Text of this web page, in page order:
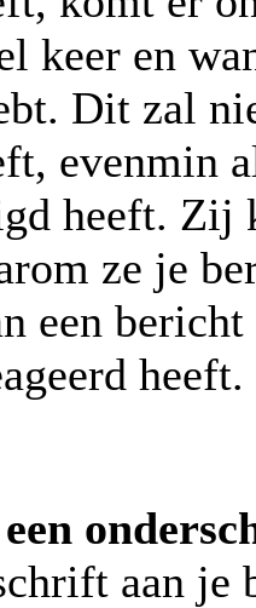
keer en
Dit zal
evenmin
heeft. Zij
ze je
een
heeft.
aan je